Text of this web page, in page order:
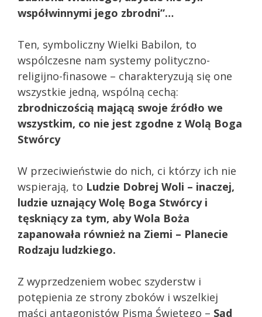
współwinnymi jego zbrodni”…
Ten, symboliczny Wielki Babilon, to
wspólczesne nam systemy polityczno-
religijno-finasowe – charakteryzują się one
wszystkie jedną, wspólną cechą:
zbrodniczością mającą swoje źródło we
wszystkim, co nie jest zgodne z Wolą Boga
Stwórcy
W przeciwieństwie do nich, ci którzy ich nie
wspierają, to Ludzie Dobrej Woli – inaczej,
ludzie uznający Wolę Boga Stwórcy i
tęskniący za tym, aby Wola Boża
zapanowała również na Ziemi – Planecie
Rodzaju ludzkiego.
Z wyprzedzeniem wobec szyderstw i
potępienia ze strony zboków i wszelkiej
maści antagonistów Pisma Świętego – Sąd